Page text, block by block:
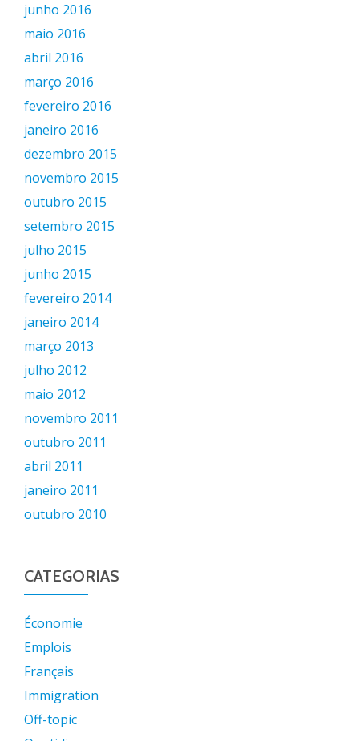
junho 2016
maio 2016
abril 2016
março 2016
fevereiro 2016
janeiro 2016
dezembro 2015
novembro 2015
outubro 2015
setembro 2015
julho 2015
junho 2015
fevereiro 2014
janeiro 2014
março 2013
julho 2012
maio 2012
novembro 2011
outubro 2011
abril 2011
janeiro 2011
outubro 2010
CATEGORIAS
Économie
Emplois
Français
Immigration
Off-topic